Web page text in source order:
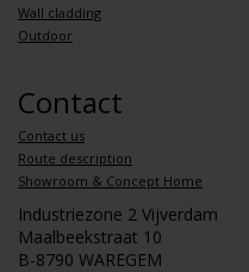
Wall cladding
Outdoor
Contact
Contact us
Route description
Showroom & Concept Home
Industriezone 2 Vijverdam
Maalbeekstraat 10
B-8790 WAREGEM